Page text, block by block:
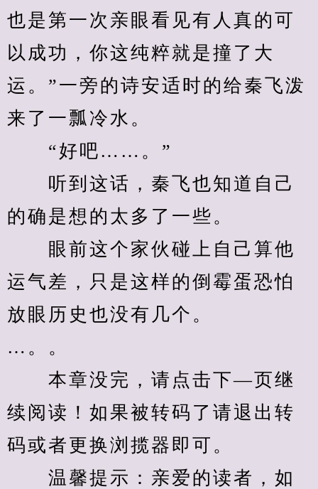
也是第一次亲眼看见有人真的可
以成功，你这纯粹就是撞了大
运。”一旁的诗安适时的给秦飞泼
来了一瓢冷水。
“好吧……。”
听到这话，秦飞也知道自己
的确是想的太多了一些。
眼前这个家伙碰上自己算他
运气差，只是这样的倒霉蛋恐怕
放眼历史也没有几个。
…。。
本章没完，请点击下—页继
续阅读！如果被转码了请退出转
码或者更换浏揽器即可。
温馨提示：亲爱的读者，如